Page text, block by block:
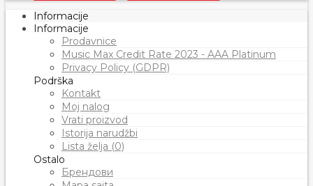
Informacije
Informacije
Prodavnice
Music Max Credit Rate 2023 - AAA Platinum
Privacy Policy (GDPR)
Podrška
Kontakt
Moj nalog
Vrati proizvod
Istorija narudžbi
Lista želja (0)
Ostalo
Брендови